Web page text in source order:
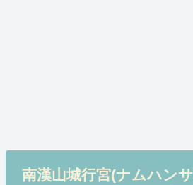
南漢山城行宮(ナムハン